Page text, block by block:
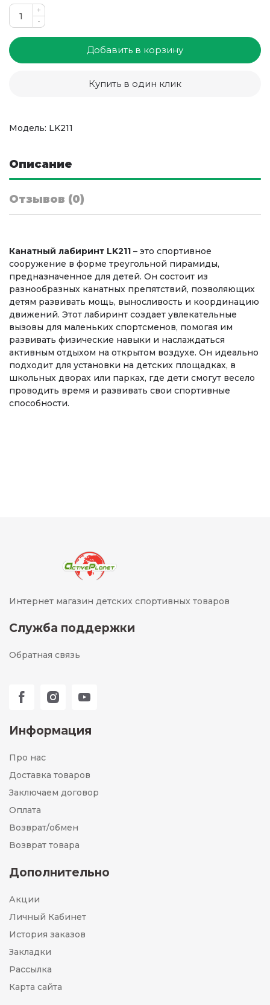
+
-
Добавить в корзину
Купить в один клик
Модель: LK211
Описание
Отзывов (0)
Канатный лабиринт LK211 – это спортивное
сооружение в форме треугольной пирамиды,
предназначенное для детей. Он состоит из
разнообразных канатных препятствий, позволяющих
детям развивать мощь, выносливость и координацию
движений. Этот лабиринт создает увлекательные
вызовы для маленьких спортсменов, помогая им
развивать физические навыки и наслаждаться
активным отдыхом на открытом воздухе. Он идеально
подходит для установки на детских площадках, в
школьных дворах или парках, где дети смогут весело
проводить время и развивать свои спортивные
способности.
Интернет магазин детских спортивных товаров
Служба поддержки
Обратная связь
Информация
Про нас
Доставка товаров
Заключаем договор
Оплата
Возврат/обмен
Возврат товара
Дополнительно
Акции
Личный Кабинет
История заказов
Закладки
Рассылка
Карта сайта